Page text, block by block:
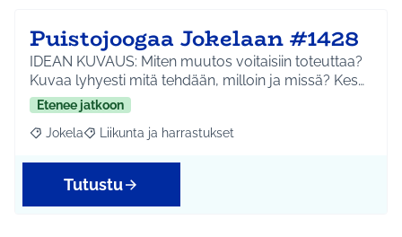
Puistojoogaa Jokelaan #1428
IDEAN KUVAUS: Miten muutos voitaisiin toteuttaa?
Kuvaa lyhyesti mitä tehdään, milloin ja missä? Kes…
Etenee jatkoon
Rajaa tulokset aihepiirin mukaan: Jokela
Jokela Rajaa tulokset teeman mukaan: Liikunta ja
Liikunta ja harrastukset
Tutustu